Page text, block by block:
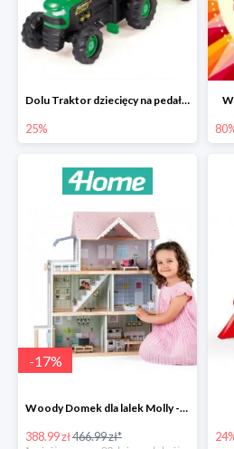
Dolu Traktor dziecięcy na pedały z przyczepką -25%
25%
-17%
Woody Domek dla lalek Molly -78zł
388.99 zł466.99 zł*